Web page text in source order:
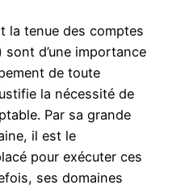
la tenue des comptes
d’une importance
de toute
la nécessité de
Par sa grande
il est le
pour exécuter ces
ses domaines